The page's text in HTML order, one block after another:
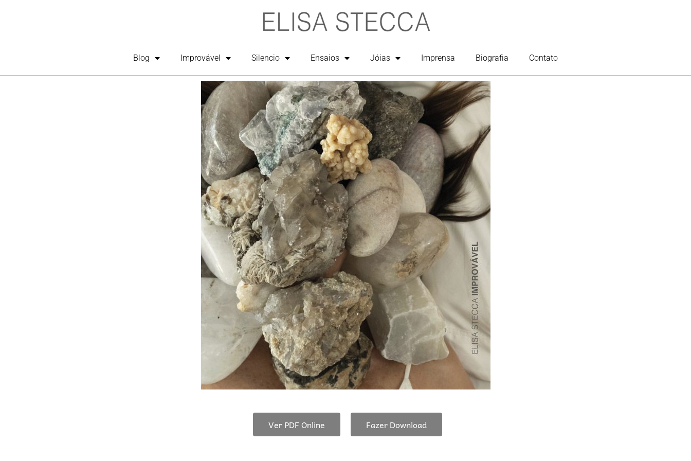
Blog Improvável Silencio Ensaios Jóias Imprensa Biografia Contato
Ver PDF Online Fazer Download